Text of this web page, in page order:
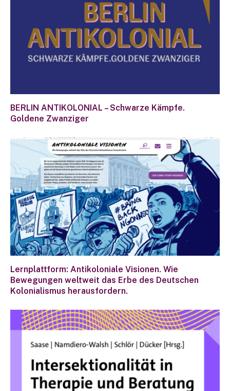
BERLIN ANTIKOLONIAL – Schwarze Kämpfe.
Goldene Zwanziger
Lernplattform: Antikoloniale Visionen. Wie
Bewegungen weltweit das Erbe des Deutschen
Kolonialismus herausfordern.